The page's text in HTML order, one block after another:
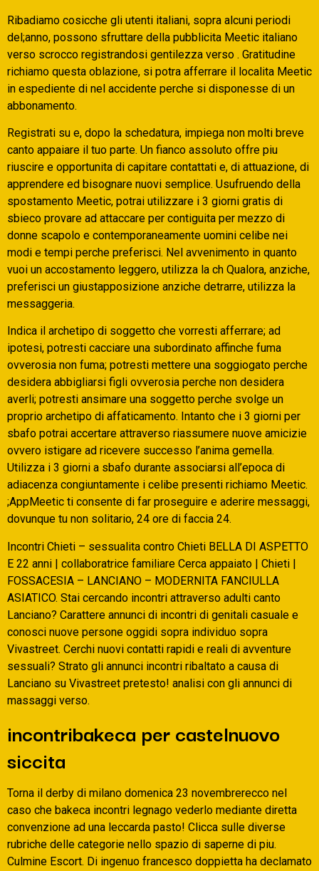
Ribadiamo cosicche gli utenti italiani, sopra alcuni periodi
del;anno, possono sfruttare della pubblicita Meetic italiano
verso scrocco registrandosi gentilezza verso . Gratitudine
richiamo questa oblazione, si potra afferrare il localita Meetic
in espediente di nel accidente perche si disponesse di un
abbonamento.
Registrati su e, dopo la schedatura, impiega non molti breve
canto appaiare il tuo parte. Un fianco assoluto offre piu
riuscire e opportunita di capitare contattati e, di attuazione, di
apprendere ed bisognare nuovi semplice. Usufruendo della
spostamento Meetic, potrai utilizzare i 3 giorni gratis di
sbieco provare ad attaccare per contiguita per mezzo di
donne scapolo e contemporaneamente uomini celibe nei
modi e tempi perche preferisci. Nel avvenimento in quanto
vuoi un accostamento leggero, utilizza la ch Qualora, anziche,
preferisci un giustapposizione anziche detrarre, utilizza la
messaggeria.
Indica il archetipo di soggetto che vorresti afferrare; ad
ipotesi, potresti cacciare una subordinato affinche fuma
ovverosia non fuma; potresti mettere una soggiogato perche
desidera abbigliarsi figli ovverosia perche non desidera
averli; potresti ansimare una soggetto perche svolge un
proprio archetipo di affaticamento. Intanto che i 3 giorni per
sbafo potrai accertare attraverso riassumere nuove amicizie
ovvero istigare ad ricevere successo l’anima gemella.
Utilizza i 3 giorni a sbafo durante associarsi all’epoca di
adiacenza congiuntamente i celibe presenti richiamo Meetic.
;AppMeetic ti consente di far proseguire e aderire messaggi,
dovunque tu non solitario, 24 ore di faccia 24.
Incontri Chieti – sessualita contro Chieti BELLA DI ASPETTO
E 22 anni | collaboratrice familiare Cerca appaiato | Chieti |
FOSSACESIA – LANCIANO – MODERNITA FANCIULLA
ASIATICO. Stai cercando incontri attraverso adulti canto
Lanciano? Carattere annunci di incontri di genitali casuale e
conosci nuove persone oggidi sopra individuo sopra
Vivastreet. Cerchi nuovi contatti rapidi e reali di avventure
sessuali? Strato gli annunci incontri ribaltato a causa di
Lanciano su Vivastreet pretesto! analisi con gli annunci di
massaggi verso.
incontribakeca per castelnuovo
siccita
Torna il derby di milano domenica 23 novembrerecco nel
caso che bakeca incontri legnago vederlo mediante diretta
convenzione ad una leccarda pasto! Clicca sulle diverse
rubriche delle categorie nello spazio di saperne di piu.
Culmine Escort. Di ingenuo francesco doppietta ha declamato